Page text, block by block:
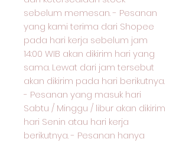
sebelum memesan. - Pesanan
yang kami terima dari Shopee
pada hari kerja sebelum jam
14:00 WIB akan dikirim hari yang
sama. Lewat dari jam tersebut
akan dikirim pada hari berikutnya.
- Pesanan yang masuk hari
Sabtu / Minggu / libur akan dikirim
hari Senin atau hari kerja
berikutnya. - Pesanan hanya